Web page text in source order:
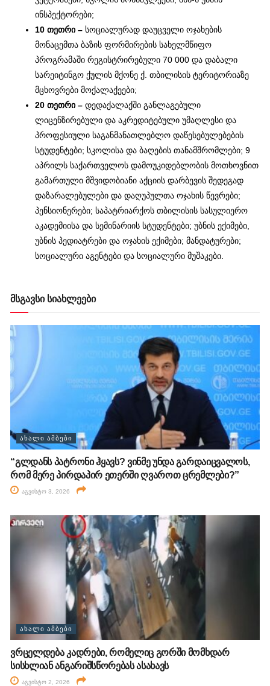
ინსპექტორები;
10 თეთრი – სოციალურად დაუცველი ოჯახების
მონაცემთა ბაზის ფორმირების სახელმწიფო
პროგრამაში რეგისტრირებული 70 000 და დაბალი
სარეიტინგო ქულის მქონე ქ. თბილისის ტერიტორიაზე
მცხოვრები მოქალაქეები;
20 თეთრი –დედაქალაქში განლაგებული
ლიცენზირებული და აკრედიტებული უმაღლესი და
პროფესიული საგანმანათლებლო დაწესებულებების
სტუდენტები; სკოლისა და ბაღების თანამშრომლები; 9
აპრილს საქართველოს დამოუკიდებლობის მოთხოვნით
გამართული მშვიდობიანი აქციის დარბევის შედეგად
დაზარალებულები და დაღუპულთა ოჯახის წევრები;
პენსიონერები; საპატრიარქოს თბილისის სასულიერო
აკადემიისა და სემინარიის სტუდენტები; უბნის ექიმები,
უბნის პედიატრები და ოჯახის ექიმები; მანდატურები;
სოციალური აგენტები და სოციალური მუშაკები.
მსგავსი სიახლეები
ᲐᲮᲐᲚᲘ ᲐᲛᲑᲔᲑᲘ
“გლდანს პატრონი ჰყავს? ვინმე უნდა გარდაიცვალოს,
რომ მერე პირდაპირ ეთერში ღვაროთ ცრემლები?”
აგვისტო 3, 2026
ᲐᲮᲐᲚᲘ ᲐᲛᲑᲔᲑᲘ
ვრცელდება კადრები, რომელიც გორში მომხდარ
სისხლიან ანგარიშსწორებას ასახავს
აგვისტო 2, 2026